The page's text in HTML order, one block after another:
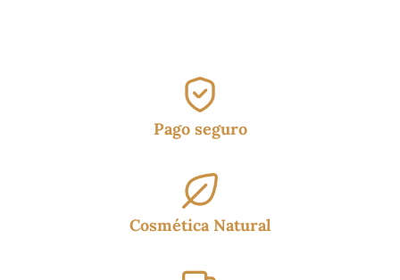
Pago seguro
Cosmética Natural